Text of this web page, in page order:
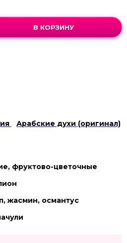
В КОРЗИНУ
Арабские духи (оригинал)
фруктово-цветочные
жасмин, османтус